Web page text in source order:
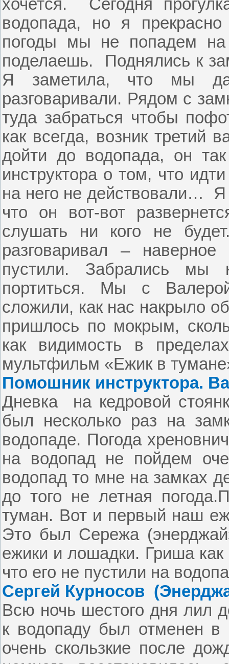
хочется.
Сегодня
водопада, но я
погоды мы не попадем
поделаешь.
Поднялись к
Я заметила, что мы
разговаривали. Рядом с
туда забраться чтобы
как всегда, возник третий
дойти до водопада, он
инструктора о том, что
на него не действовали…
Я
что он вот-вот
слушать ни кого не
разговаривал –
пустили. Забрались мы
портиться. Мы с
сложили, как нас накрыло
пришлось по мокрым,
как видимость в
мультфильм «Ежик в
Помошник инструктора.
Дневка
на кедровой
был несколько раз на
водопаде. Погода
на водопад не пойдем
водопад то мне на замках
до того не летная погода.
туман. Вот и первый наш
Это был Сережа
ежики и лошадки. Гриша
что его не пустили на
Сергей Курносов
Всю ночь шестого дня лил
к водопаду был отменен в
очень скользкие после